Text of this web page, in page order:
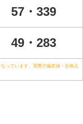
57・339
49・283
っています。実際の偏差値・合格点